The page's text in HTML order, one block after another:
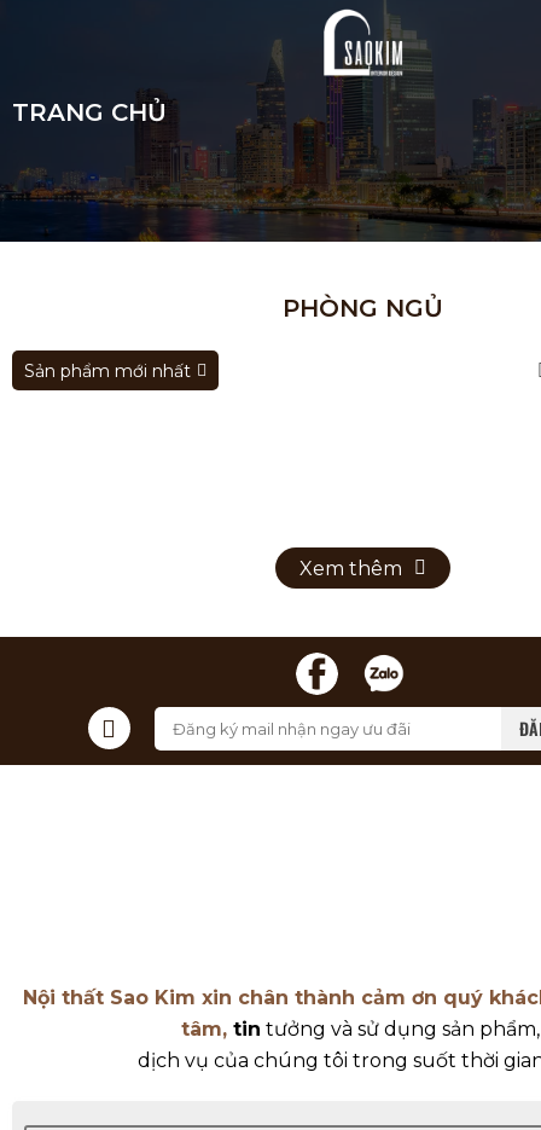
TRANG CHỦ
PHÒNG NGỦ
Sản phẩm mới nhất
Xem thêm
Nội thất Sao Kim xin chân thành cảm ơn quý
tâm, tin tưởng và sử dụng sản
dịch vụ của chúng tôi trong suốt thời